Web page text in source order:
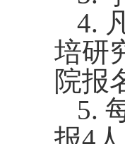
4.
培研
院报
5.